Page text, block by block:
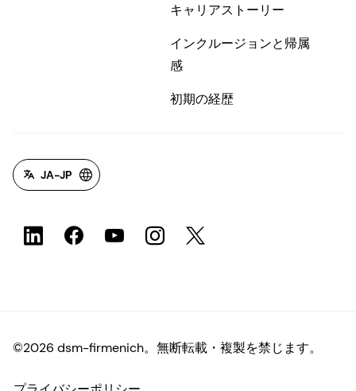
キャリアストーリー
インクルージョンと帰属
感
初期の経歴
JA-JP
©2026 dsm-firmenich。無断転載・複製を禁じます。